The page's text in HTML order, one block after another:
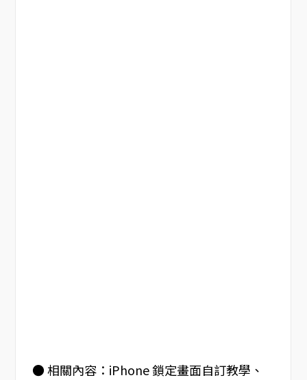
● 相關內容：iPhone 鎖定畫面自訂教學、